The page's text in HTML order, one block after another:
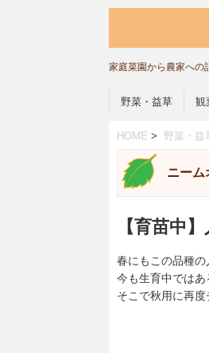
家庭菜園から農家への
野菜・益草 観
HOME > 野菜・益
ニーム
【育苗中
春にもこの品種の
今も生育中ではあ
そこで秋用に再度